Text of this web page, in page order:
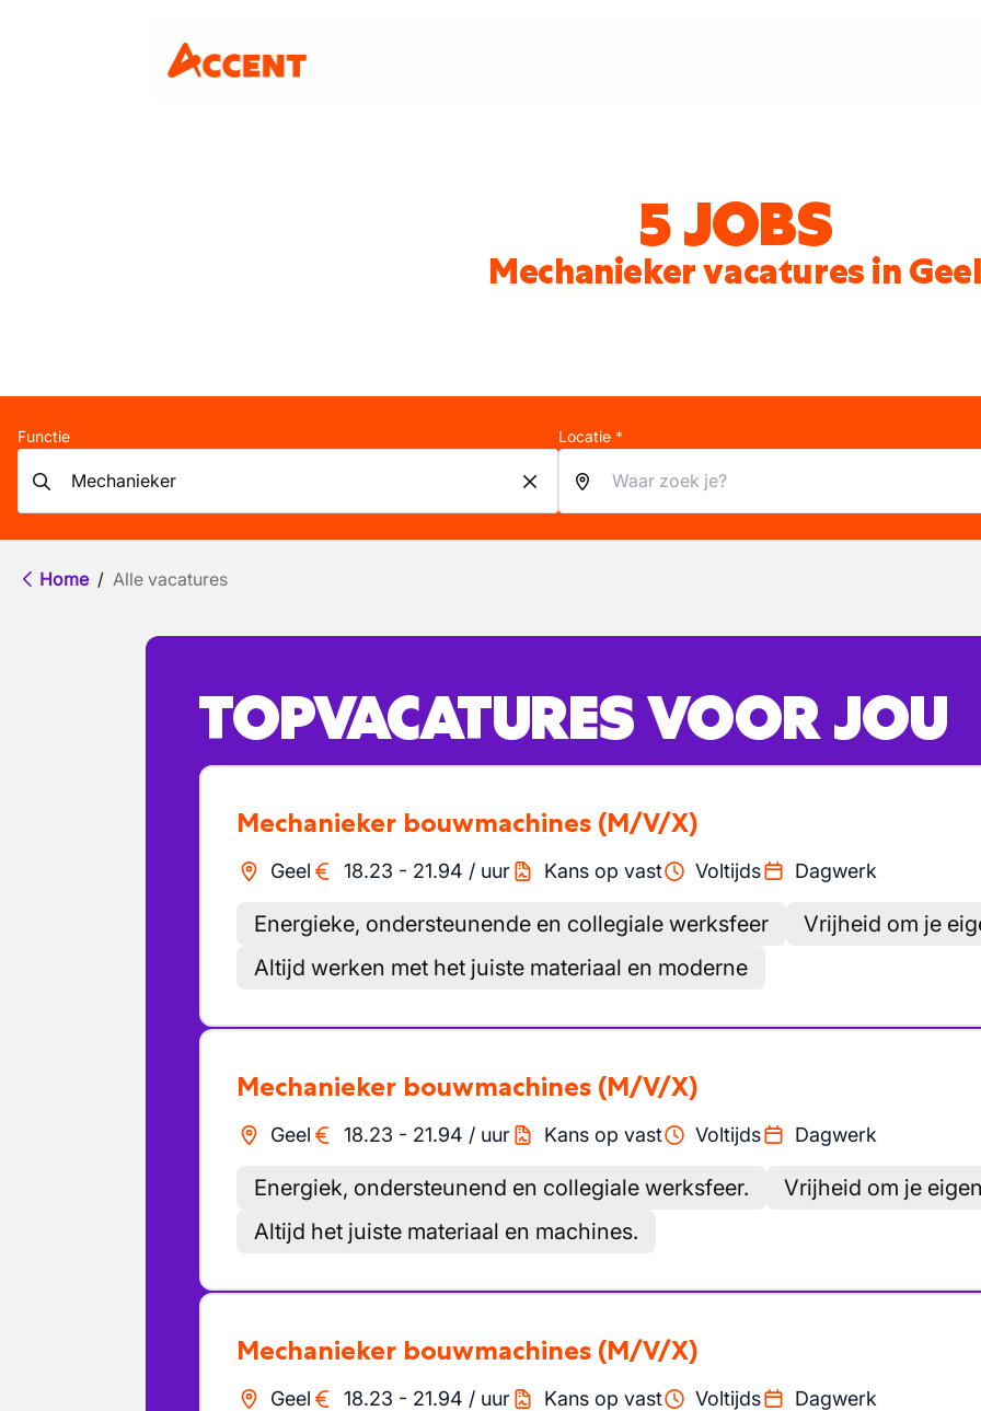
5 JOBS
Mechanieker vacatures in
Functie Locatie *
Home / Alle vacatures
TOPVACATURES VOOR JOU
Mechanieker bouwmachines (M/V/X)
Geel 18.23 - 21.94 / uur Kans op vast Voltijds Dagwerk
Energieke, ondersteunende en collegiale werksfeer
Vrijheid om je
Altijd werken met het juiste materiaal en moderne
Mechanieker bouwmachines (M/V/X)
Geel 18.23 - 21.94 / uur Kans op vast Voltijds Dagwerk
Energiek, ondersteunend en collegiale werksfeer.
Vrijheid om je
Altijd het juiste materiaal en machines.
Mechanieker bouwmachines (M/V/X)
Geel 18.23 - 21.94 / uur Kans op vast Voltijds Dagwerk